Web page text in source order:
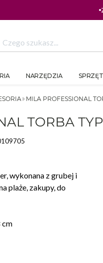
NARZĘDZIA SPRZĘT
MILA PROFESSIONAL
TORBA
wykonana z grubej i
plaże, zakupy, do
cm